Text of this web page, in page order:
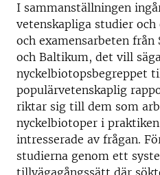
I sammanställningen
vetenskapliga studier
och examensarbeten från
och Baltikum, det vill
nyckelbiotopsbegreppet
populärvetenskaplig
riktar sig till dem som
nyckelbiotoper i
intresserade av frågan.
studierna genom ett
tillvägagångssätt där